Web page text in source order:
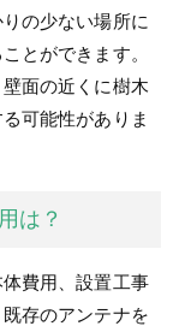
の少ない場所に
とができます。
面の近くに樹木
可能性がありま
は？
費用、設置工事
存のアンテナを